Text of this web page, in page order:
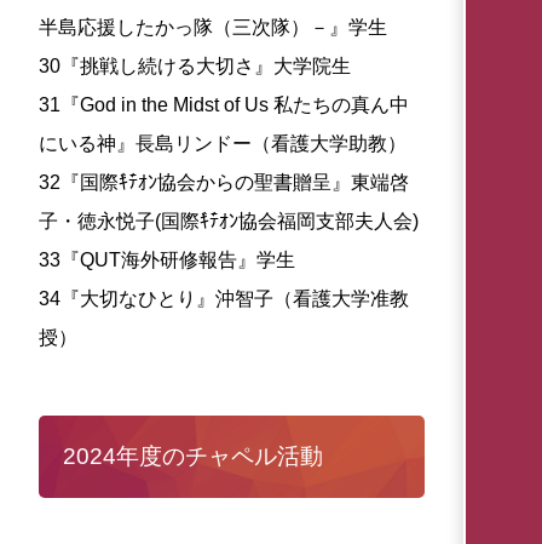
半島応援したかっ隊（三次隊）－』学生
30『挑戦し続ける大切さ』大学院生
31『God in the Midst of Us 私たちの真ん中
にいる神』長島リンドー（看護大学助教）
32『国際ｷ゙ﾃ゙ｵﾝ協会からの聖書贈呈』東端啓
子・徳永悦子(国際ｷ゙ﾃ゙ｵﾝ協会福岡支部夫人会)
33『QUT海外研修報告』学生
34『大切なひとり』沖智子（看護大学准教
授）
2024年度のチャペル活動